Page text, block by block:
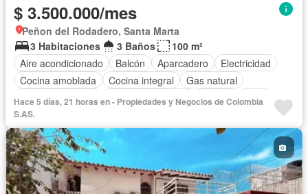
$ 3.500.000/mes
Peñon del Rodadero, Santa Marta
3 Habitaciones
3 Baños
100 m²
Aire acondicionado
Balcón Aparcadero
Electricidad
Cocina amoblada
Cocina integral
Gas natural
Vista panorámica
Seguridad privada Piscina Agua
Hace 5 días, 21 horas en - Propiedades y Negocios de Colombia
S.AS.